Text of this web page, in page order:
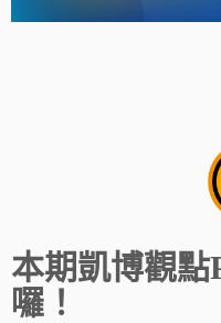
本期凱博觀點
囉！